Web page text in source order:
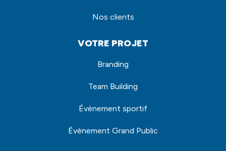
Nos clients
VOTRE PROJET
Branding
Team Building
Évènement sportif
Évènement Grand Public